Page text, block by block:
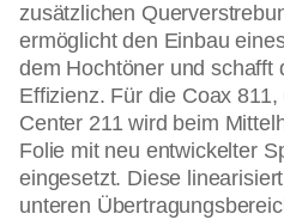
zusätzlichen
ermöglicht den Einbau
dem Hochtöner und schafft
Effizienz. Für die Coax
Center 211 wird beim
Folie mit neu entwickelter
eingesetzt. Diese
unteren